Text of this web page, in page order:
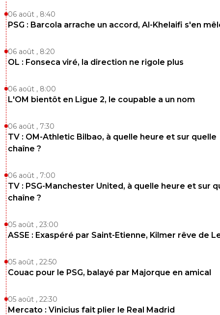
06 août , 8:40
PSG : Barcola arrache un accord, Al-Khelaifi s'en
06 août , 8:20
OL : Fonseca viré, la direction ne rigole plus
06 août , 8:00
L'OM bientôt en Ligue 2, le coupable a un nom
06 août , 7:30
TV : OM-Athletic Bilbao, à quelle heure et sur quelle
chaîne ?
06 août , 7:00
TV : PSG-Manchester United, à quelle heure et sur
chaîne ?
05 août , 23:00
ASSE : Exaspéré par Saint-Etienne, Kilmer rêve de
05 août , 22:50
Couac pour le PSG, balayé par Majorque en amical
05 août , 22:30
Mercato : Vinicius fait plier le Real Madrid